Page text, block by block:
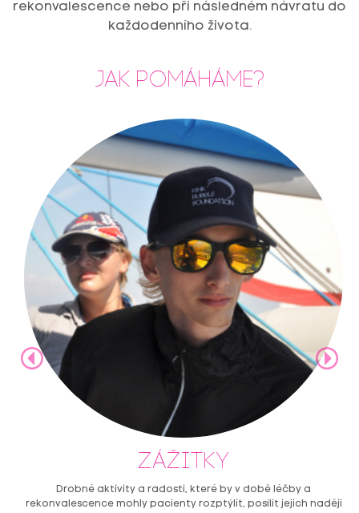
rekonvalescence nebo při následném návratu do
každodenního života.
JAK POMÁHÁME?
ZÁŽITKY
Drobné aktivity a radosti, které by v době léčby a
rekonvalescence mohly pacienty rozptýlit, posílit jejich naději